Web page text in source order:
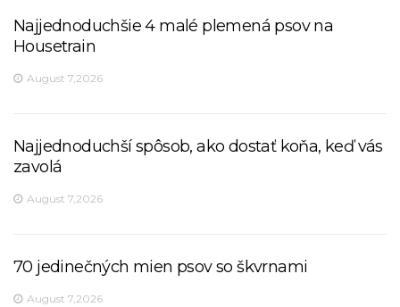
Najjednoduchšie 4 malé plemená psov na
Housetrain
August 7,2026
Najjednoduchší spôsob, ako dostať koňa, keď vás
zavolá
August 7,2026
70 jedinečných mien psov so škvrnami
August 7,2026